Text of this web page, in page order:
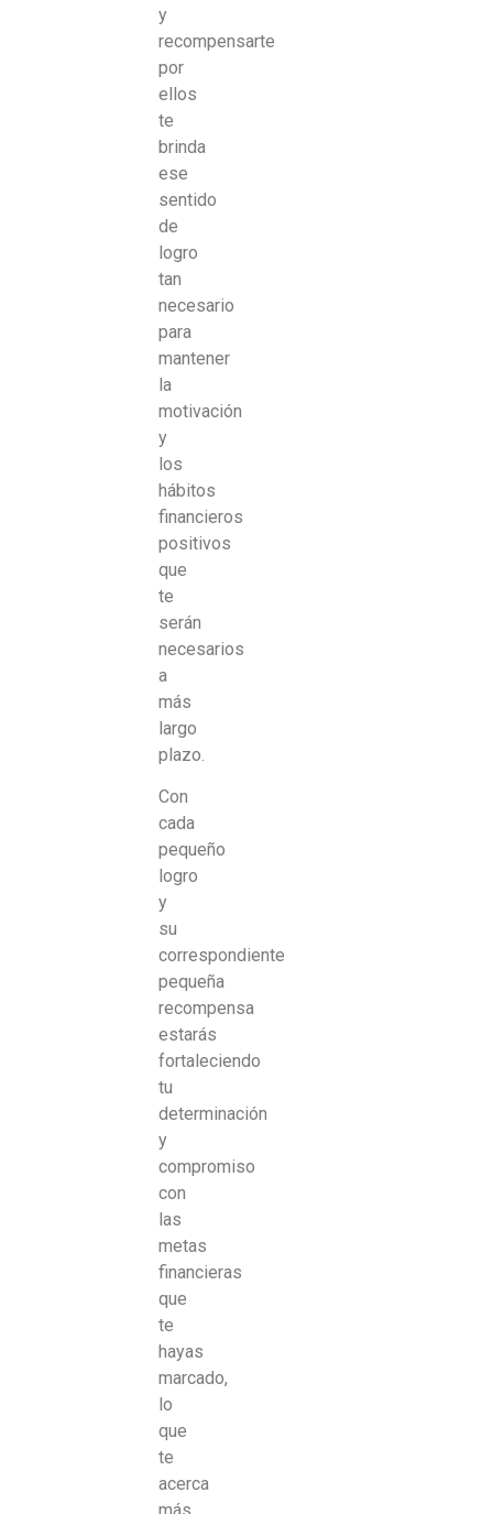
y
recompensarte
por
ellos
te
brinda
ese
sentido
de
logro
tan
necesario
para
mantener
la
motivación
y
los
hábitos
financieros
positivos
que
te
serán
necesarios
a
más
largo
plazo.
Con
cada
pequeño
logro
y
su
correspondiente
pequeña
recompensa
estarás
fortaleciendo
tu
determinación
y
compromiso
con
las
metas
financieras
que
te
hayas
marcado,
lo
que
te
acerca